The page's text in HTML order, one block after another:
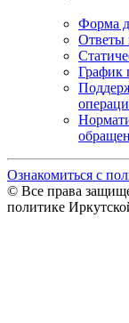
Форма
Ответы
График
Ознакомиться с
© Все права
политике